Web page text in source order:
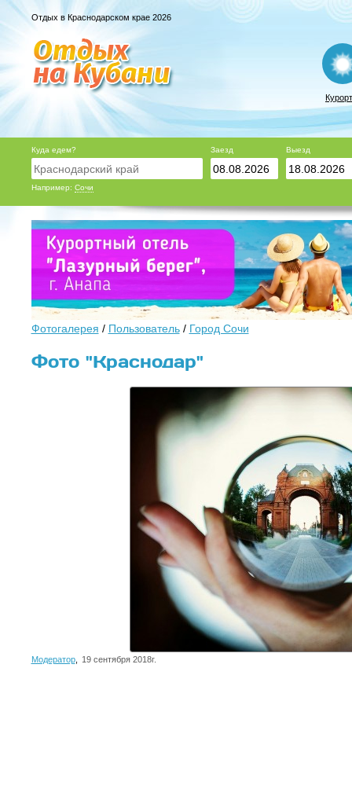
Отдых в Краснодарском крае 2026
Куда едем?
Например: Сочи
Заезд Выезд
Фотогалерея / Пользователь/ Город Сочи
Фото "Краснодар"
Модератор, 19 сентября 2018г.